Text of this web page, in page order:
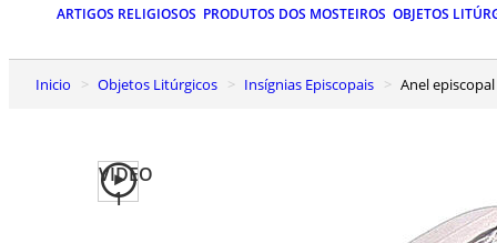
ARTIGOS RELIGIOSOS PRODUTOS DOS MOSTEIROS OBJETOS
Inicio Objetos Litúrgicos Insígnias Episcopais Anel
VIDEO
1